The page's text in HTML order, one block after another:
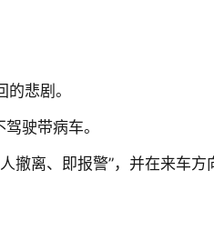
悲剧。
驶带病车。
撤离、即报警”，并在来车